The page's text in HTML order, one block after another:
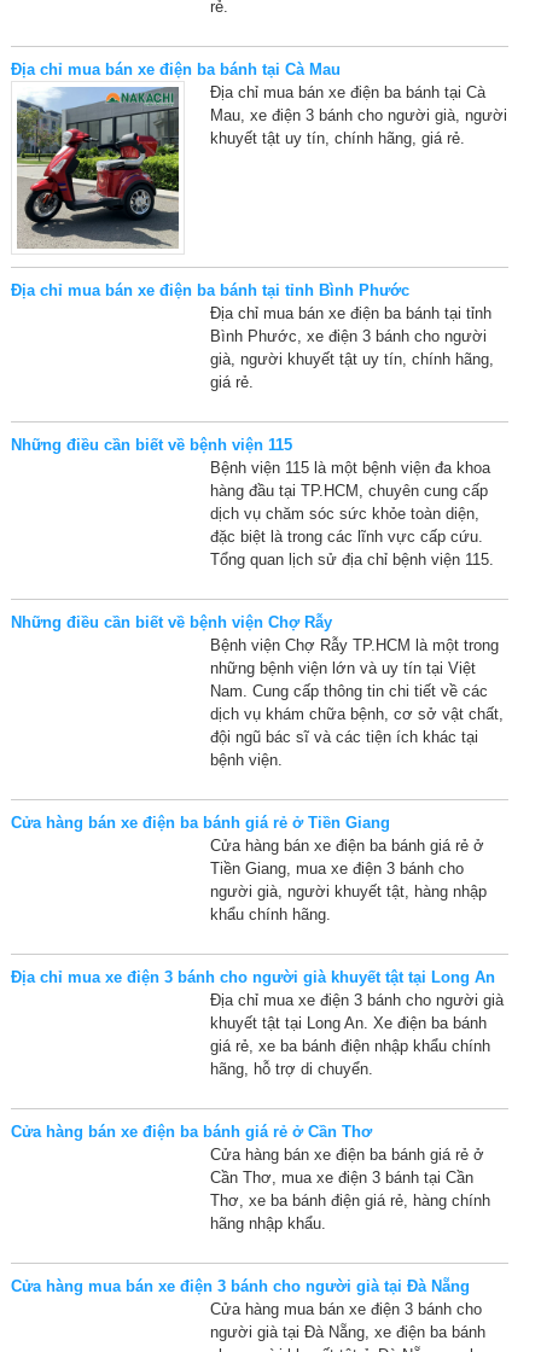
rẻ.
Địa chỉ mua bán xe điện ba bánh tại Cà Mau
Địa chỉ mua bán xe điện ba bánh tại Cà
Mau, xe điện 3 bánh cho người già, người
khuyết tật uy tín, chính hãng, giá rẻ.
Địa chỉ mua bán xe điện ba bánh tại tỉnh Bình Phước
Địa chỉ mua bán xe điện ba bánh tại tỉnh
Bình Phước, xe điện 3 bánh cho người
già, người khuyết tật uy tín, chính hãng,
giá rẻ.
Những điều cần biết về bệnh viện 115
Bệnh viện 115 là một bệnh viện đa khoa
hàng đầu tại TP.HCM, chuyên cung cấp
dịch vụ chăm sóc sức khỏe toàn diện,
đặc biệt là trong các lĩnh vực cấp cứu.
Tổng quan lịch sử địa chỉ bệnh viện 115.
Những điều cần biết về bệnh viện Chợ Rẫy
Bệnh viện Chợ Rẫy TP.HCM là một trong
những bệnh viện lớn và uy tín tại Việt
Nam. Cung cấp thông tin chi tiết về các
dịch vụ khám chữa bệnh, cơ sở vật chất,
đội ngũ bác sĩ và các tiện ích khác tại
bệnh viện.
Cửa hàng bán xe điện ba bánh giá rẻ ở Tiền Giang
Cửa hàng bán xe điện ba bánh giá rẻ ở
Tiền Giang, mua xe điện 3 bánh cho
người già, người khuyết tật, hàng nhập
khẩu chính hãng.
Địa chỉ mua xe điện 3 bánh cho người già khuyết tật tại Long An
Địa chỉ mua xe điện 3 bánh cho người già
khuyết tật tại Long An. Xe điện ba bánh
giá rẻ, xe ba bánh điện nhập khẩu chính
hãng, hỗ trợ di chuyển.
Cửa hàng bán xe điện ba bánh giá rẻ ở Cần Thơ
Cửa hàng bán xe điện ba bánh giá rẻ ở
Cần Thơ, mua xe điện 3 bánh tại Cần
Thơ, xe ba bánh điện giá rẻ, hàng chính
hãng nhập khẩu.
Cửa hàng mua bán xe điện 3 bánh cho người già tại Đà Nẵng
Cửa hàng mua bán xe điện 3 bánh cho
người già tại Đà Nẵng, xe điện ba bánh